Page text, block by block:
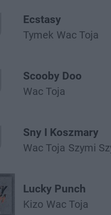
Ecstasy
Tymek Wac Toja
Scooby Doo
Wac Toja
Sny I Koszmary
Wac Toja Szymi
Lucky Punch
Kizo Wac Toja